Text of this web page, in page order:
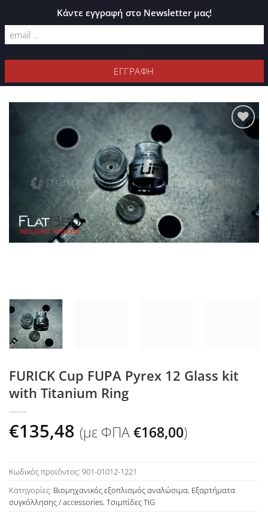
ΚΑΤΆΛΟΓΟΣ PLEXIGLASS
ΦΊΛΤΡΑ
Προσθήκη
στη Λίστα
FURICK Cup FUPA Pyrex 12 Glass kit
with Titanium Ring
€135,48 (με ΦΠΑ€168,00)
Κωδικός προϊόντος: 901-01012-1221
Κατηγορίες: Βιομηχανικός εξοπλισμός αναλώσιμα, Εξαρτήματα
συγκόλλησης / accessories, Τσιμπίδες TIG
Κάντε εγγραφή στο Newsletter μας!